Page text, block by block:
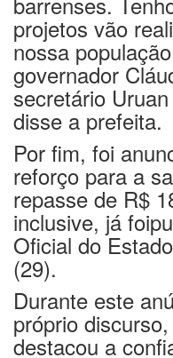
projetos vão
nossa
governador
secretário
disse a prefeita.
Por fim, foi
reforço para a
repasse de R$
inclusive, já
Oficial do
(29).
Durante este
próprio
destacou a